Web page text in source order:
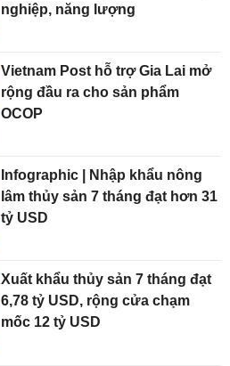
nghiệp, năng lượng
Vietnam Post hỗ trợ Gia Lai mở
rộng đầu ra cho sản phẩm
OCOP
Infographic | Nhập khẩu nông
lâm thủy sản 7 tháng đạt hơn 31
tỷ USD
Xuất khẩu thủy sản 7 tháng đạt
6,78 tỷ USD, rộng cửa chạm
mốc 12 tỷ USD